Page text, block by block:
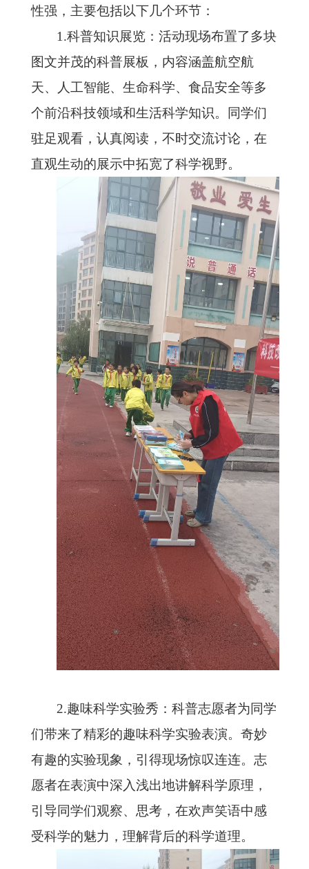
性强，主要包括以下几个环节：
1.科普知识展览：活动现场布置了多块
图文并茂的科普展板，内容涵盖航空航
天、人工智能、生命科学、食品安全等多
个前沿科技领域和生活科学知识。同学们
驻足观看，认真阅读，不时交流讨论，在
直观生动的展示中拓宽了科学视野。
2.趣味科学实验秀：科普志愿者为同学
们带来了精彩的趣味科学实验表演。奇妙
有趣的实验现象，引得现场惊叹连连。志
愿者在表演中深入浅出地讲解科学原理，
引导同学们观察、思考，在欢声笑语中感
受科学的魅力，理解背后的科学道理。